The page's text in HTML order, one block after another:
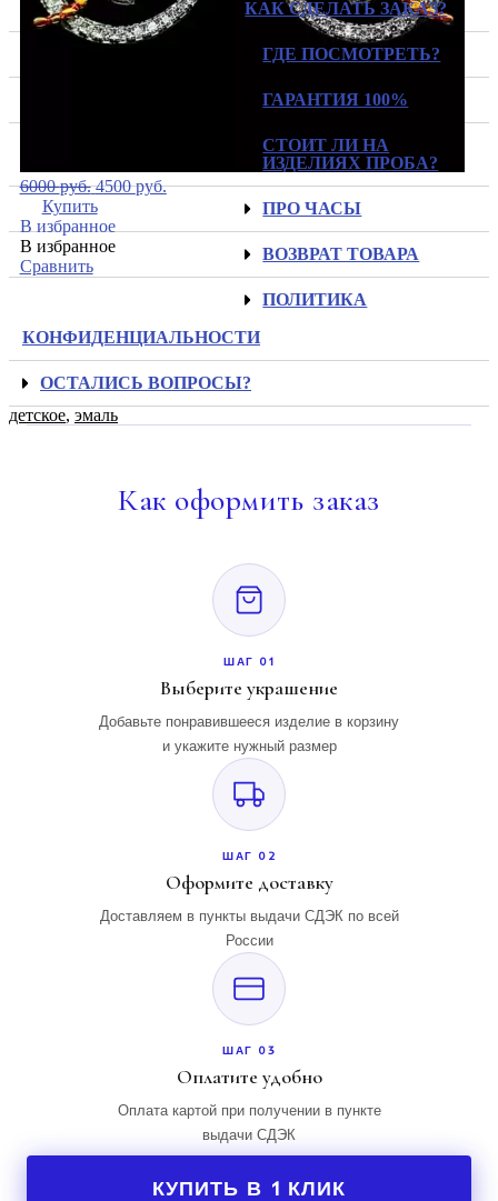
6000руб. 4500руб.
Купить
В избранное
В избранное
Сравнить
КАК СДЕЛАТЬ ЗАКАЗ?
ГДЕ ПОСМОТРЕТЬ?
ГАРАНТИЯ 100%
СТОИТ ЛИ НА
ИЗДЕЛИЯХ ПРОБА?
ПРО ЧАСЫ
ВОЗВРАТ ТОВАРА
ПОЛИТИКА
КОНФИДЕНЦИАЛЬНОСТИ
ОСТАЛИСЬ ВОПРОСЫ?
детское, эмаль
Как оформить заказ
ШАГ 01
Выберите украшение
Добавьте понравившееся изделие в корзину
и укажите нужный размер
ШАГ 02
Оформите доставку
Доставляем в пункты выдачи СДЭК по всей
России
ШАГ 03
Оплатите удобно
Оплата картой при получении в пункте
выдачи СДЭК
КУПИТЬ В 1 КЛИК